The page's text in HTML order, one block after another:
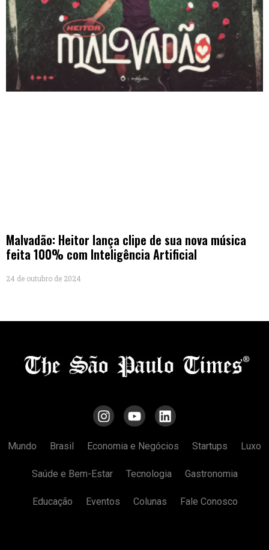
Malvadão: Heitor lança clipe de sua nova música
feita 100% com Inteligência Artificial
24 de outubro de 2024
Mundo Brasil Economia e Negócios Startups Luxo
Saúde e Bem-Estar Tecnologia Gastronomia
Educação Eventos Colunas Fale Conosco